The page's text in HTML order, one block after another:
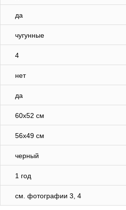
да
чугунные
4
нет
да
60х52 см
56х49 см
черный
1 год
см. фотографии 3, 4